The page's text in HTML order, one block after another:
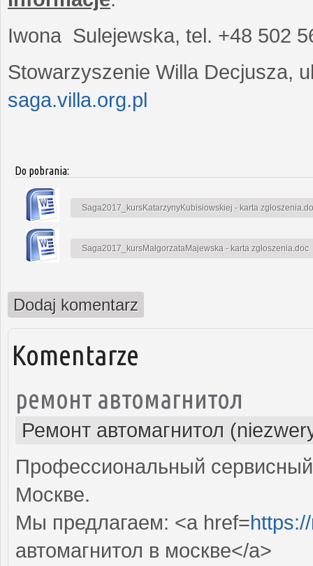
Iwona Sulejewska, tel. +48 502
Stowarzyszenie Willa Decjusza,
saga.villa.org.pl
Do pobrania:
Saga2017_kursKatarzynyKubisiowskiej - karta
Saga2017_kursMałgorzataMajewska - karta zgłoszenia.doc
Dodaj komentarz
Komentarze
ремонт автомагнитол
Ремонт автомагнитол
Профессиональный
Москве.
Мы предлагаем: <a href=
автомагнитол в москве</a>